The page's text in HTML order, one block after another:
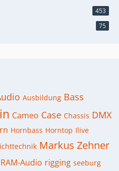
453
75
Ausbildung Bass
Cameo Case Chassis DMX
Hornbass Horntop Ilive
Markus Zehner
RAM-Audio rigging seeburg